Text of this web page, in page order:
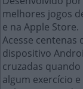
melhores jogos
e na Apple Store.
Acesse centenas
dispositivo
cruzadas
algum exercício